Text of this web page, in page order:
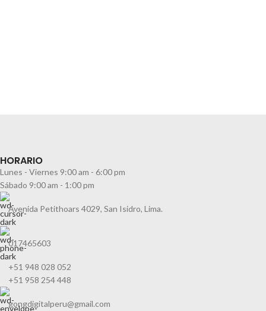
HORARIO
Lunes - Viernes 9:00 am - 6:00 pm
Sábado 9:00 am - 1:00 pm
Avenida Petithoars 4029, San Isidro, Lima.
017465603
+51 948 028 052
+51 958 254 448
gongdigitalperu@gmail.com